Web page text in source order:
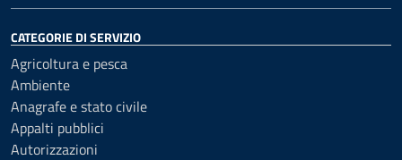
CATEGORIE DI SERVIZIO
Agricoltura e pesca
Ambiente
Anagrafe e stato civile
Appalti pubblici
Autorizzazioni